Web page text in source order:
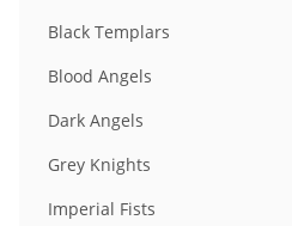
Black Templars
Blood Angels
Dark Angels
Grey Knights
Imperial Fists